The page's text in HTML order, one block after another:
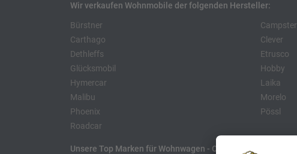
Wir verkaufen Wohnmobile der folgenden Hersteller:
Bürstner
Carthago
Dethleffs
Glücksmobil
Hymercar
Malibu
Phoenix
Roadcar
Campster
Clever
Etrusco
Hobby
Laika
Morelo
Pössl
Unsere Top Marken für Wohnwagen - Caravans